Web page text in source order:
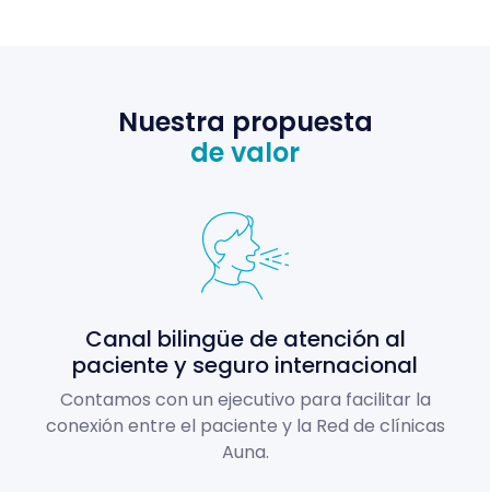
Nuestra propuesta
de valor
Canal bilingüe de atención al
paciente y seguro internacional
Contamos con un ejecutivo para facilitar la
conexión entre el paciente y la Red de clínicas
Auna.